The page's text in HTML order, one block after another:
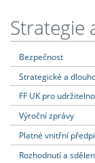
Strategie
Bezpečnost
Strategické a
FF UK pro
Výroční zprávy
Platné vnitřní
Rozhodnutí a